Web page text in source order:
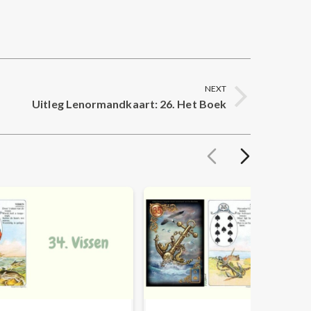
NEXT
Uitleg Lenormandkaart: 26. Het Boek